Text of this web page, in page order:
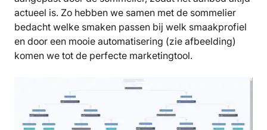
actueel is. Zo hebben we samen met de sommelier
bedacht welke smaken passen bij welk smaakprofiel
en door een mooie automatisering (zie afbeelding)
komen we tot de perfecte marketingtool.